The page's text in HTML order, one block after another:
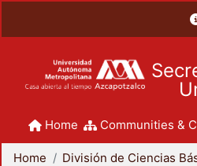
Home Communities &
Home